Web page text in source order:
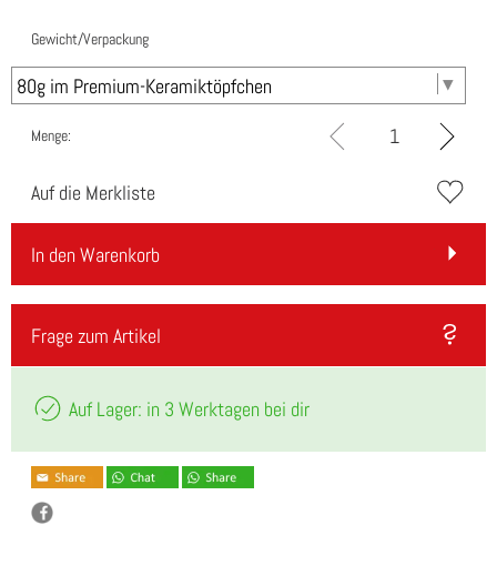
Gewicht/Verpackung
Menge:
Auf die Merkliste
In den Warenkorb
Frage zum Artikel
Auf Lager: in 3 Werktagen bei dir